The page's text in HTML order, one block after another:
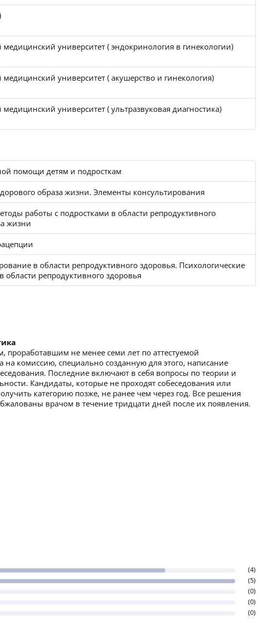
медицинский университет ( эндокринология в гинекологии)
университет ( акушерство и гинекология)
университет ( ультразвуковая диагностика)
помощи детям и подросткам
образа жизни. Элементы консультирования
работы с подростками в области репродуктивного
жизни
в области репродуктивного здоровья. Психологические
области репродуктивного здоровья
проработавшим не менее семи лет по аттестуемой
на комиссию, специально созданную для этого, написание
Последние включают в себя вопросы по теории и
Кандидаты, которые не проходят собеседования или
категорию позже, не ранее чем через год. Все решения
врачом в течение тридцати дней после их появления.
(4)
(5)
(0)
(0)
(0)